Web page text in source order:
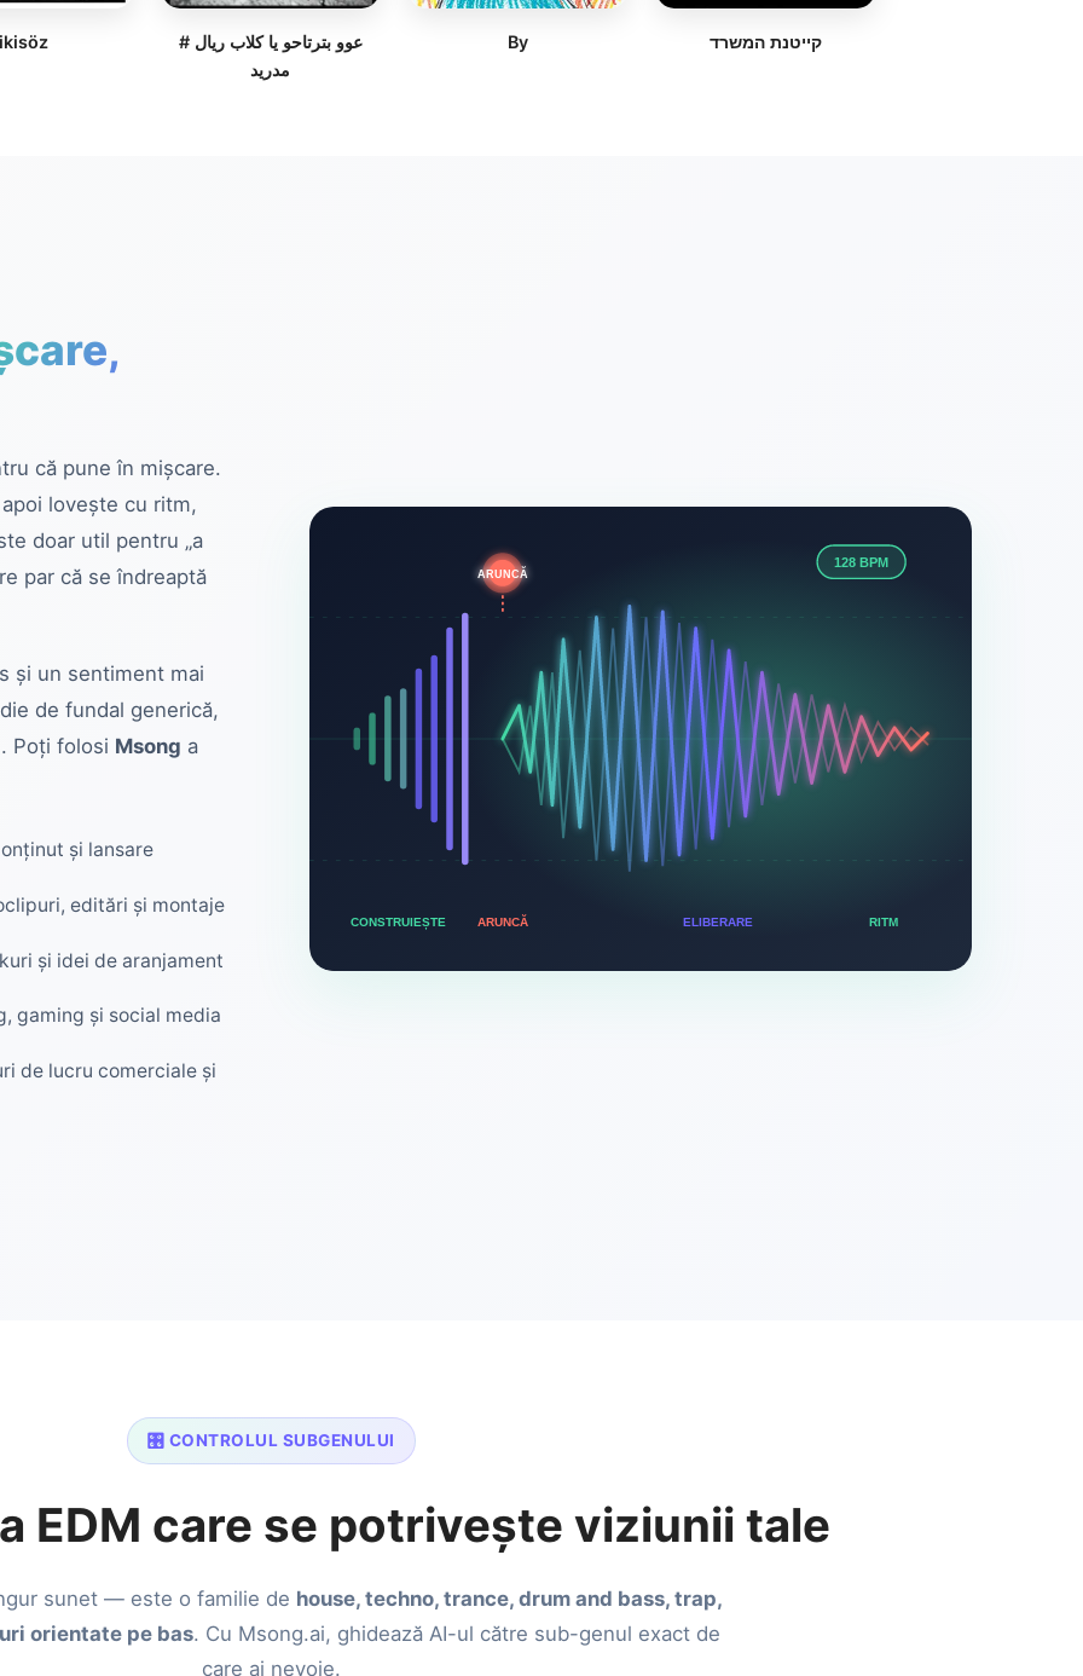
# عوو بترتاحو يا كلاب ريال
مدريد
By קייטנת המשרד
că pune în mișcare.
lovește cu ritm,
doar util pentru „a
par că se îndreaptă
și un sentiment mai
de fundal generică,
Poți folosi Msong a
și lansare
editări și montaje
și idei de aranjament
gaming și social media
de lucru comerciale și
ARUNCĂ
CONSTRUIEȘTE ARUNCĂ ELIBERARE RITM
128 BPM
🎛️ CONTROLUL SUBGENULUI
EDM care se potrivește viziunii tale
sunet — este o familie de house, techno, trance, drum and bass, trap,
orientate pe bas. Cu Msong.ai, ghidează AI-ul către sub-genul exact de
care ai nevoie.